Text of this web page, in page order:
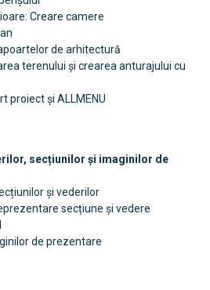
Creare camere
de arhitectură
terenului și crearea anturajului cu
proiect și ALLMENU
secțiunilor și imaginilor de
și vederilor
secțiune și vedere
de prezentare